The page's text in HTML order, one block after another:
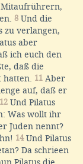
Mitaufrührern,
8 Und die
zu verlangen,
aber
ich euch den
daß die
hatten. 11 Aber
auf, daß er
12 Und Pilatus
Was wollt ihr
Juden nennt?
14Und Pilatus
Da schrieen
Pilatus die